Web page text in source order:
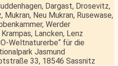
Dargast, Drosevitz,
Neu Mukran, Rusewase,
Werder
Lancken, Lenz
Weltnaturerbe“ für die
Jasmund
33, 18546 Sassnitz